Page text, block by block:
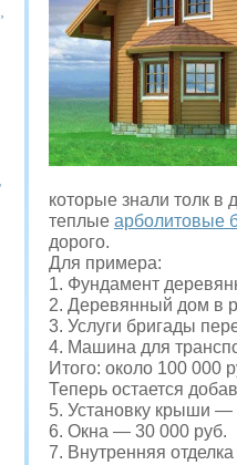
которые знали толк в
теплые арболитовые
дорого.
Для примера:
1. Фундамент
2. Деревянный дом в
3. Услуги бригады
4. Машина для
Итого: около 100 000
Теперь остается
5. Установку крыши —
6. Окна — 30 000 руб.
7. Внутренняя